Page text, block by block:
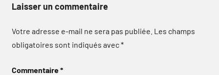
Laisser un commentaire
Votre adresse e-mail ne sera pas publiée. Les champs
obligatoires sont indiqués avec*
Commentaire*